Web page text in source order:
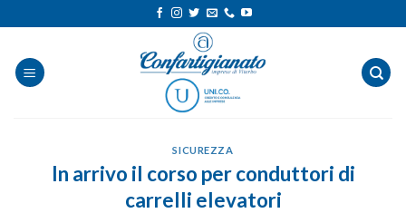
ai
contenuti
SICUREZZA
In arrivo il corso per conduttori di
carrelli elevatori